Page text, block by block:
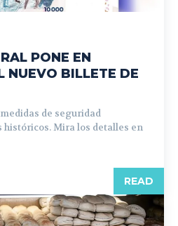
PONE EN
NUEVO BILLETE DE
de seguridad
históricos. Mira los detalles en
READ